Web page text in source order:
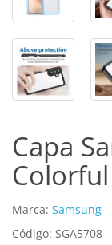
Capa
Marca: Samsung
Código: SGA5708